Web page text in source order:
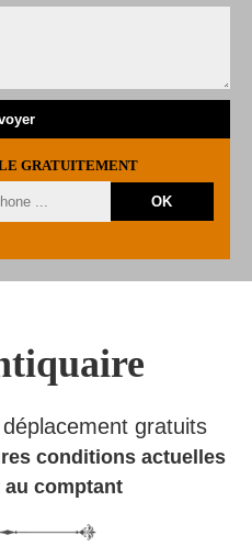
GRATUITEMENT
gratuits
conditions actuelles
au comptant